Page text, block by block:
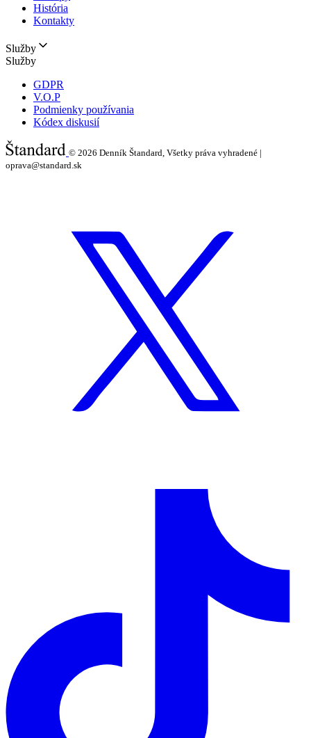
História
Kontakty
Služby
Služby
GDPR
V.O.P
Podmienky používania
Kódex diskusií
© 2026 Denník Štandard, Všetky práva vyhradené |
oprava@standard.sk